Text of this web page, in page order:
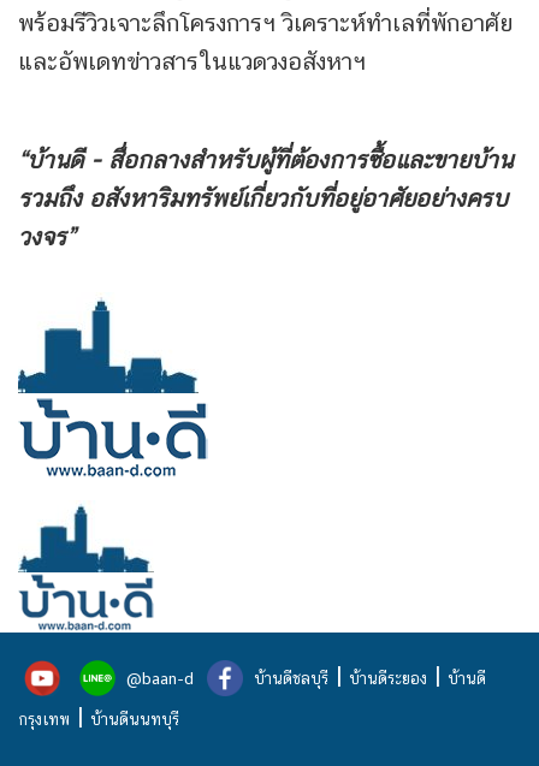
พร้อมรีวิวเจาะลึกโครงการฯ วิเคราะห์ทำเลที่พักอาศัย
และอัพเดทข่าวสารในแวดวงอสังหาฯ
“บ้านดี - สื่อกลางสำหรับผู้ที่ต้องการซื้อและขายบ้าน
รวมถึง อสังหาริมทรัพย์เกี่ยวกับที่อยู่อาศัยอย่างครบ
วงจร”
@baan-d บ้านดีชลบุรี | บ้านดีระยอง | บ้านดี
กรุงเทพ | บ้านดีนนทบุรี